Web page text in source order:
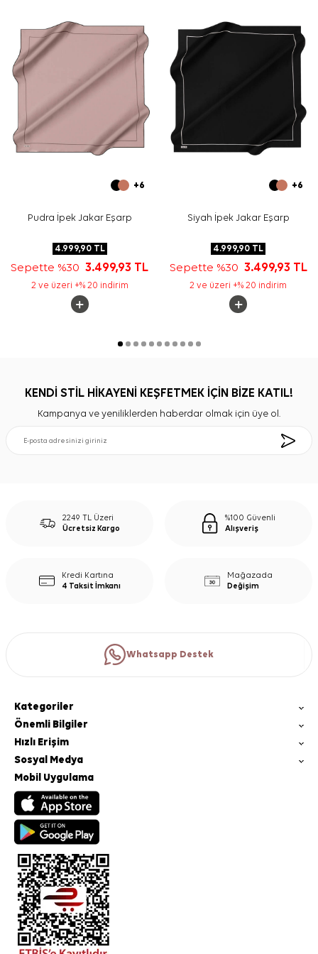
Bakım
Yıkama ve bakım için ürün etiketindeki talimatları
izleyiniz. İpek ve hassas eşarplarda nazik bakım desteği
için
Aker İpek Eşarp Şampuanı tercih edebilirsiniz.
Sıkça Sorulan Sorular
Bu eşarbın ölçüsü nedir?
Ürün hangi kumaş türündedir?
Deseni nasıl görünür?
Hangi renklerle kombinlenebilir?
+6
Pudra İpek Jakar Eşarp
4.999,90TL
Sepette %303.499,93 TL
2 ve üzeri +% 20 indirim
+6
Siyah İpek Jakar Eşarp
4.999,90 TL
Sepette %30 3.499,93 TL
2 ve üzeri +% 20 indirim
KENDİ STİL HİKAYENİ KEŞFETMEK İÇİN BİZE KATIL!
Kampanya ve yeniliklerden haberdar olmak için üye ol.
2249 TL Üzeri
Ücretsiz Kargo
%100 Güvenli
Alışveriş
Kredi Kartına
4 Taksit İmkanı
Mağazada
Değişim
Whatsapp Destek
Kategoriler
Önemli Bilgiler
Hızlı Erişim
Sosyal Medya
Mobil Uygulama